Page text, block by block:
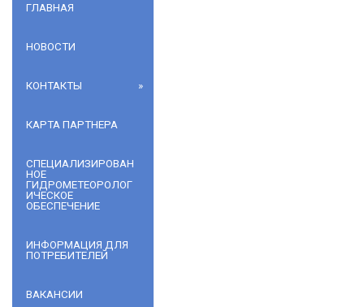
ГЛАВНАЯ
НОВОСТИ
КОНТАКТЫ
КАРТА ПАРТНЕРА
СПЕЦИАЛИЗИРОВАН
НОЕ
ГИДРОМЕТЕОРОЛОГ
ИЧЕСКОЕ
ОБЕСПЕЧЕНИЕ
ИНФОРМАЦИЯ ДЛЯ
ПОТРЕБИТЕЛЕЙ
ВАКАНСИИ